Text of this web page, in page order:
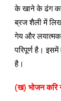
के खाने के ढंग का
ब्रज शैली में
गेय और लयात्मक
परिपूर्ण है।
है।
(ख) भोजन करि